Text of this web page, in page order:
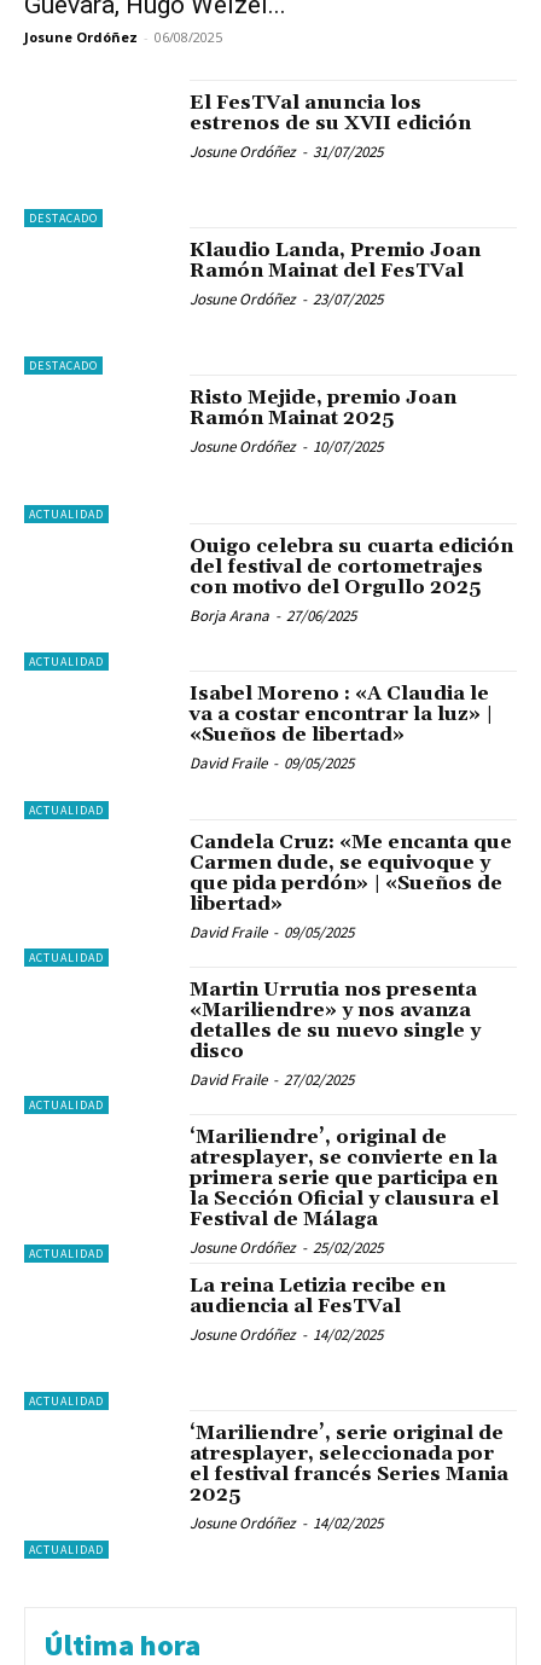
Josune Ordóñez - 06/08/2025
DESTACADO
El FesTVal anuncia los
estrenos de su XVII edición
Josune Ordóñez - 31/07/2025
DESTACADO
Klaudio Landa, Premio Joan
Ramón Mainat del FesTVal
Josune Ordóñez - 23/07/2025
ACTUALIDAD
Risto Mejide, premio Joan
Ramón Mainat 2025
Josune Ordóñez - 10/07/2025
ACTUALIDAD
Ouigo celebra su cuarta edición
del festival de cortometrajes
con motivo del Orgullo 2025
Borja Arana - 27/06/2025
ACTUALIDAD
Isabel Moreno : «A Claudia le
va a costar encontrar la luz» |
«Sueños de libertad»
David Fraile - 09/05/2025
ACTUALIDAD
Candela Cruz: «Me encanta que
Carmen dude, se equivoque y
que pida perdón» | «Sueños de
libertad»
David Fraile - 09/05/2025
ACTUALIDAD
Martin Urrutia nos presenta
«Mariliendre» y nos avanza
detalles de su nuevo single y
disco
David Fraile - 27/02/2025
ACTUALIDAD
‘Mariliendre’, original de
atresplayer, se convierte en la
primera serie que participa en
la Sección Oficial y clausura el
Festival de Málaga
Josune Ordóñez - 25/02/2025
ACTUALIDAD
La reina Letizia recibe en
audiencia al FesTVal
Josune Ordóñez - 14/02/2025
ACTUALIDAD
‘Mariliendre’, serie original de
atresplayer, seleccionada por
el festival francés Series Mania
2025
Josune Ordóñez - 14/02/2025
Última hora